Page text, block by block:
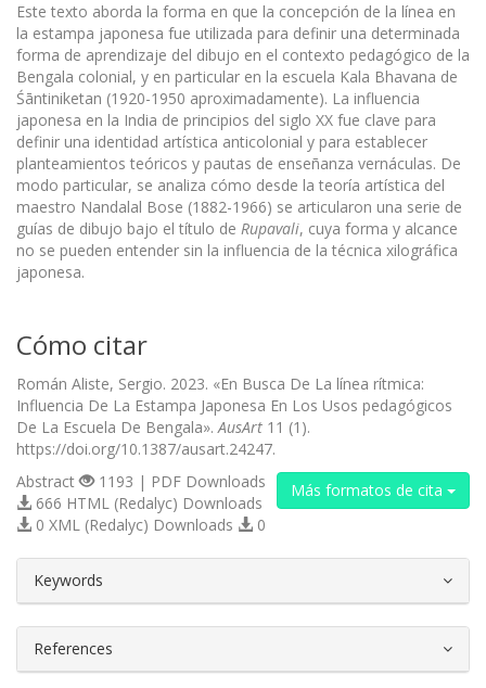
Este texto aborda la forma en que la concepción de la línea en
la estampa japonesa fue utilizada para definir una determinada
forma de aprendizaje del dibujo en el contexto pedagógico de la
Bengala colonial, y en particular en la escuela Kala Bhavana de
Śāntiniketan (1920-1950 aproximadamente). La influencia
japonesa en la India de principios del siglo XX fue clave para
definir una identidad artística anticolonial y para establecer
planteamientos teóricos y pautas de enseñanza vernáculas. De
modo particular, se analiza cómo desde la teoría artística del
maestro Nandalal Bose (1882-1966) se articularon una serie de
guías de dibujo bajo el título de Rupavali, cuya forma y alcance
no se pueden entender sin la influencia de la técnica xilográfica
japonesa.
Cómo citar
Román Aliste, Sergio. 2023. «En Busca De La línea rítmica:
Influencia De La Estampa Japonesa En Los Usos pedagógicos
De La Escuela De Bengala».AusArt 11 (1).
https://doi.org/10.1387/ausart.24247.
Más formatos de cita
Abstract
1193 | PDF Downloads
666 HTML (Redalyc) Downloads
0 XML (Redalyc) Downloads
0
Keywords
References